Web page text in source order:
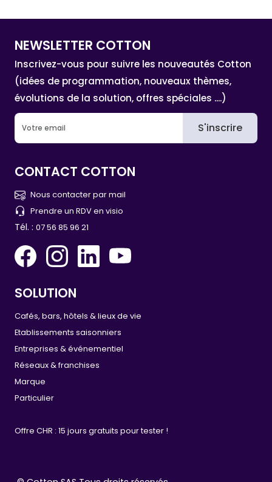
NEWSLETTER COTTON
Inscrivez-vous pour suivre les nouveautés Cotton
(idées de programmation, nouveaux thèmes,
évolutions de la solution, offres spéciales ....)
S'inscrire
CONTACT COTTON
Nous contacter par mail
Prendre un RDV en visio
Tél. : 07 56 85 96 21
SOLUTION
Cafés, bars, hôtels & lieux de vie
Etablissements saisonniers
Entreprises & événementiel
Réseaux & franchises
Marque
Particulier
Offre CHR : 15 jours gratuits pour tester !